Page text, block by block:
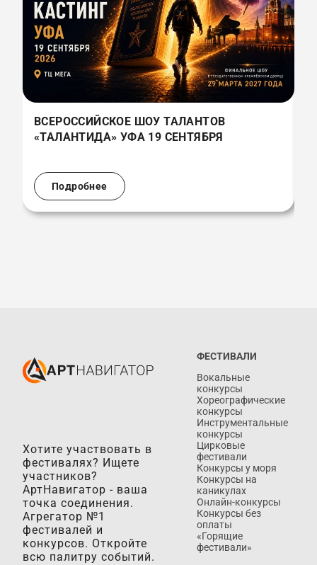
ВСЕРОССИЙСКОЕ ШОУ ТАЛАНТОВ
«ТАЛАНТИДА» УФА 19 СЕНТЯБРЯ
Подробнее
Хотите участвовать в
фестивалях? Ищете
участников?
АртНавигатор - ваша
точка соединения.
Агрегатор №1
фестивалей и
конкурсов. Откройте
всю палитру событий.
ФЕСТИВАЛИ
Вокальные
конкурсы
Хореографические
конкурсы
Инструментальные
конкурсы
Цирковые
фестивали
Конкурсы у моря
Конкурсы на
каникулах
Онлайн-конкурсы
Конкурсы без
оплаты
«Горящие
фестивали»